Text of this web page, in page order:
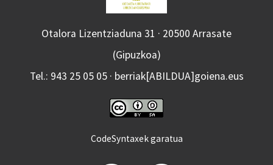
Otalora Lizentziaduna 31 · 20500 Arrasate
(Gipuzkoa)
Tel.: 943 25 05 05 · berriak[ABILDUA]goiena.eus
CodeSyntaxek garatua